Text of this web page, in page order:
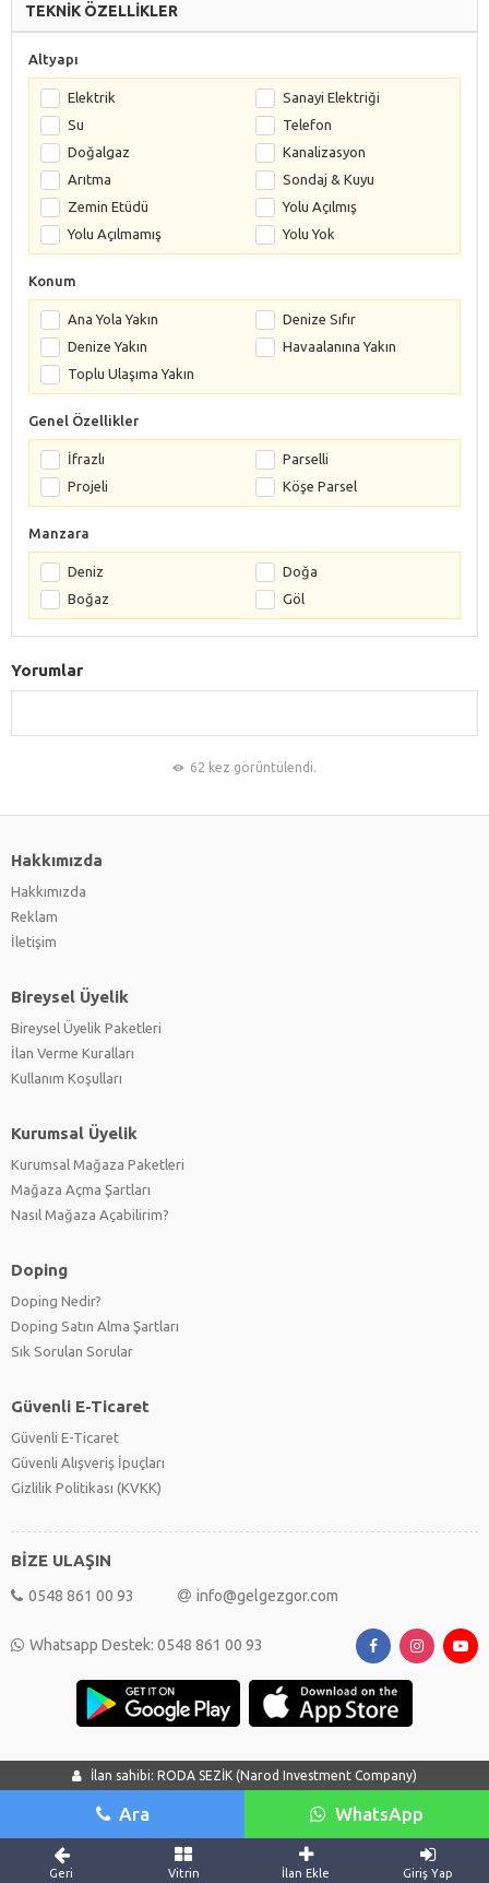
İlan sahibi: RODA SEZİK (Narod Investment Company)
Ara WhatsApp
TEKNİK ÖZELLİKLER
Altyapı
Elektrik
Sanayi Elektriği
Su
Telefon
Doğalgaz
Kanalizasyon
Arıtma
Sondaj & Kuyu
Zemin Etüdü
Yolu Açılmış
Yolu Açılmamış
Yolu Yok
Konum
Ana Yola Yakın
Denize Sıfır
Denize Yakın
Havaalanına Yakın
Toplu Ulaşıma Yakın
Genel Özellikler
İfrazlı
Parselli
Projeli
Köşe Parsel
Manzara
Deniz
Doğa
Boğaz
Göl
Yorumlar
62 kez görüntülendi.
Hakkımızda
Hakkımızda
Reklam
İletişim
Bireysel Üyelik
Bireysel Üyelik Paketleri
İlan Verme Kuralları
Kullanım Koşulları
Kurumsal Üyelik
Kurumsal Mağaza Paketleri
Mağaza Açma Şartları
Nasıl Mağaza Açabilirim?
Doping
Doping Nedir?
Doping Satın Alma Şartları
Sık Sorulan Sorular
Güvenli E-Ticaret
Güvenli E-Ticaret
Güvenli Alışveriş İpuçları
Gizlilik Politikası (KVKK)
BİZE ULAŞIN
0548 861 00 93 info@gelgezgor.com
Whatsapp Destek: 0548 861 00 93
Geri Vitrin İlan Ekle Giriş Yap